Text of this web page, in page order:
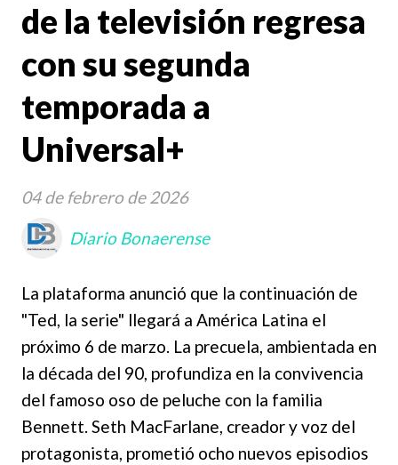
de la televisión regresa
con su segunda
temporada a
Universal+
La plataforma anunció que la continuación de
"Ted, la serie" llegará a América Latina el
próximo 6 de marzo. La precuela, ambientada en
la década del 90, profundiza en la convivencia
del famoso oso de peluche con la familia
Bennett. Seth MacFarlane, creador y voz del
protagonista, prometió ocho nuevos episodios
04 de febrero de 2026
Diario Bonaerense